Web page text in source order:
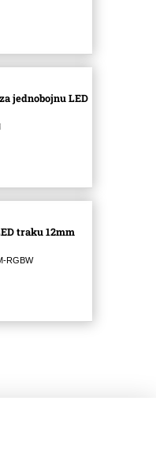
jednobojnu LED
traku 12mm
RGBW